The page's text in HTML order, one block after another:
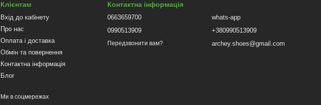
Клієнтам
Вхід до кабінету
Про нас
Оплата і доставка
Обмін та повернення
Контактна інформація
Блог
Ми в соцмережах
Контактна інформація
0663659700
0990513909
Передзвонити вам?
whats-app
+380990513909
archey.shoes@gmail.com